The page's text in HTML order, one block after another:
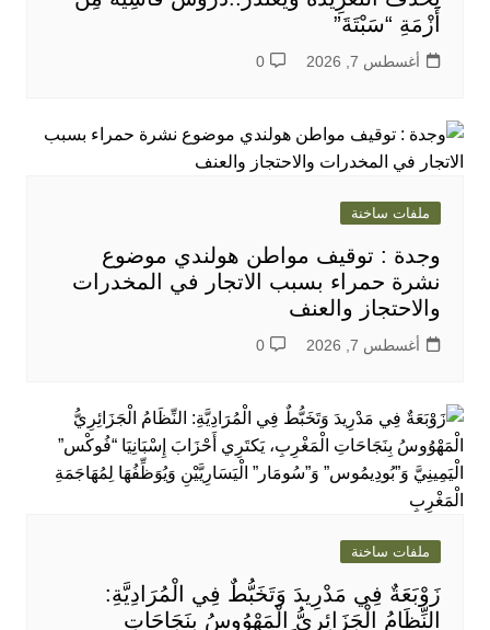
أَزْمَةِ “سَبْتَةَ”
أغسطس 7, 2026 0
ملفات ساخنة
وجدة : توقيف مواطن هولندي موضوع
نشرة حمراء بسبب الاتجار في المخدرات
والاحتجاز والعنف
أغسطس 7, 2026 0
ملفات ساخنة
زَوْبَعَةٌ فِي مَدْرِيدَ وَتَخَبُّطٌ فِي الْمُرَادِيَّةِ:
النِّظَامُ الْجَزَائِرِيُّ الْمَهْوُوسُ بِنَجَاحَاتِ